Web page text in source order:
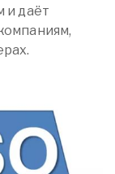
и даёт